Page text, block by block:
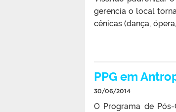
gerencia o local
cênicas (dança,
PPG em
30/06/2014
O Programa de